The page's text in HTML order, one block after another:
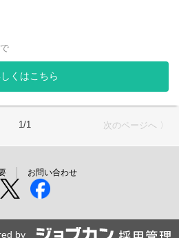
滞、構音障害、吃音、発達性協調運
業所モデラート（大分市大字光吉
頂く日や保育所等訪問支援に注力す
す。
くはこちら
1/1 次のページへ 〉
お問い合わせ
by